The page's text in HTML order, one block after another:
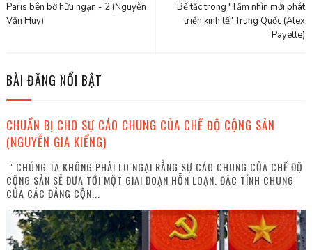
Bế tắc trong "Tầm nhìn mới phát
triển kinh tế" Trung Quốc (Alex
Payette)
Paris bên bờ hữu ngạn - 2 (Nguyễn
Văn Huy)
BÀI ĐĂNG NỔI BẬT
CHUẨN BỊ CHO SỰ CÁO CHUNG CỦA CHẾ ĐỘ CỘNG SẢN
(NGUYỄN GIA KIỂNG)
" CHÚNG TA KHÔNG PHẢI LO NGẠI RẰNG SỰ CÁO CHUNG CỦA CHẾ ĐỘ
CỘNG SẢN SẼ ĐƯA TỚI MỘT GIAI ĐOẠN HỖN LOẠN. ĐẶC TÍNH CHUNG
CỦA CÁC ĐẢNG CỘN...